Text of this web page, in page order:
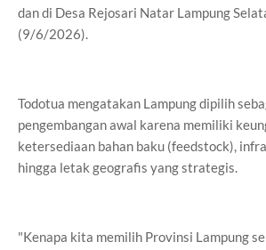
dan di Desa Rejosari Natar Lampung
(9/6/2026).
Todotua mengatakan Lampung dipilih
pengembangan awal karena memiliki
ketersediaan bahan baku (feedstock),
hingga letak geografis yang strategis.
"Kenapa kita memilih Provinsi Lampung